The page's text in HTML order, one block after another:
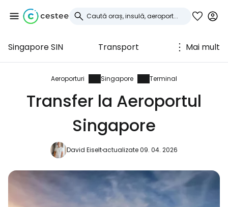
Singapore SIN Transport Mai mult
Aeroporturi Singapore Terminal
Transfer la Aeroportul
Singapore
David Eiseltactualizate 09. 04. 2026
Conectați-vă la
Cestee
... comunitatea mondială a călătorilor
Continuați cu Google
Continuați cu Facebook